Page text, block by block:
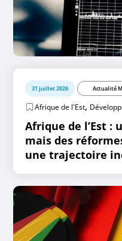
31 juillet 2026 Actualité
Afrique de l'Est,
Afrique de l’Est :
mais des
une trajectoire